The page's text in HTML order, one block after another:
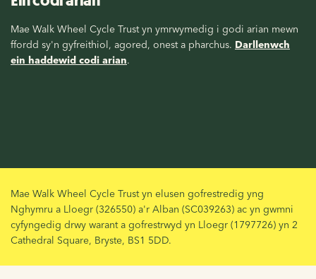
Mae Walk Wheel Cycle Trust yn ymrwymedig i godi arian mewn
ffordd sy'n gyfreithiol, agored, onest a pharchus. Darllenwch
ein haddewid codi arian.
Mae Walk Wheel Cycle Trust yn elusen gofrestredig yng
Nghymru a Lloegr (326550) a'r Alban (SC039263) ac yn gwmni
cyfyngedig drwy warant a gofrestrwyd yn Lloegr (1797726) yn 2
Cathedral Square, Bryste, BS1 5DD.